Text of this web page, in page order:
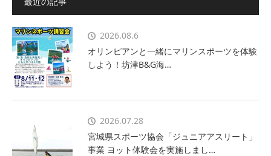
2026.08.6
オリンピアンと一緒にマリンスポーツを体験
しよう！坊津B&G海…
2026.07.28
宮城県スポーツ協会「ジュニアアスリート」
事業 ヨット体験会を実施しまし…